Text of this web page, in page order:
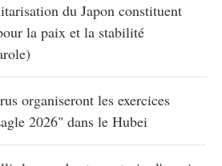
du Japon constituent
la paix et la stabilité
organiseront les exercices
2026" dans le Hubei